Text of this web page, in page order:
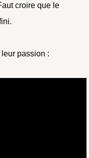
croire que le
passion :